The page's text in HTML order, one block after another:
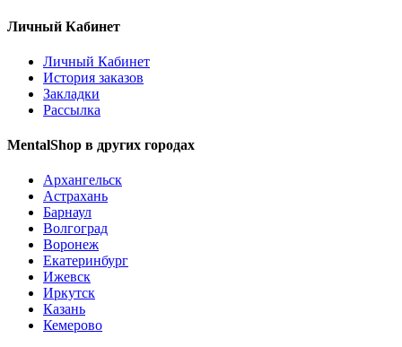
Личный Кабинет
Личный Кабинет
История заказов
Закладки
Рассылка
MentalShop в других городах
Архангельск
Астрахань
Барнаул
Волгоград
Воронеж
Екатеринбург
Ижевск
Иркутск
Казань
Кемерово